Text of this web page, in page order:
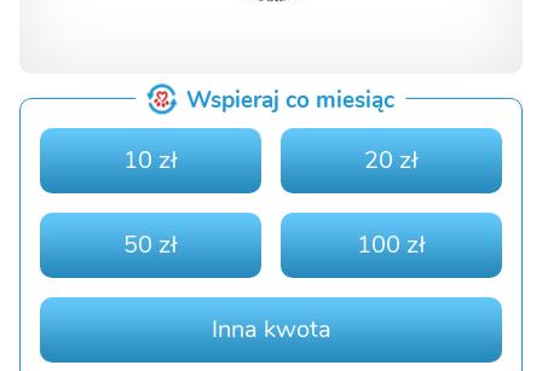
Wspieraj co miesiąc
10 zł 20 zł
50 zł 100 zł
Inna kwota